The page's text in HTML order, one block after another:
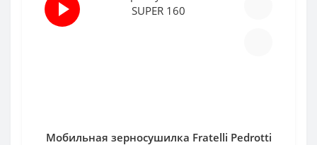
Мобильная зерносушилка Fratelli Pedrotti